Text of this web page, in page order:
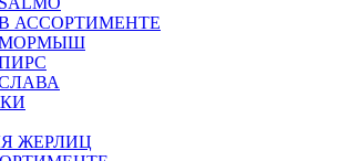
АССОРТИМЕНТЕ
МОРМЫШ
ЖЕРЛИЦ